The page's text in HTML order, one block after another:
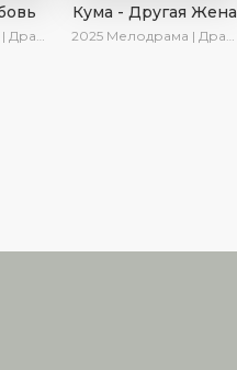
| Сериалы 2025
Кума - Другая Жена
2025 Мелодрама | Драма | Новинки | Сериалы 2025